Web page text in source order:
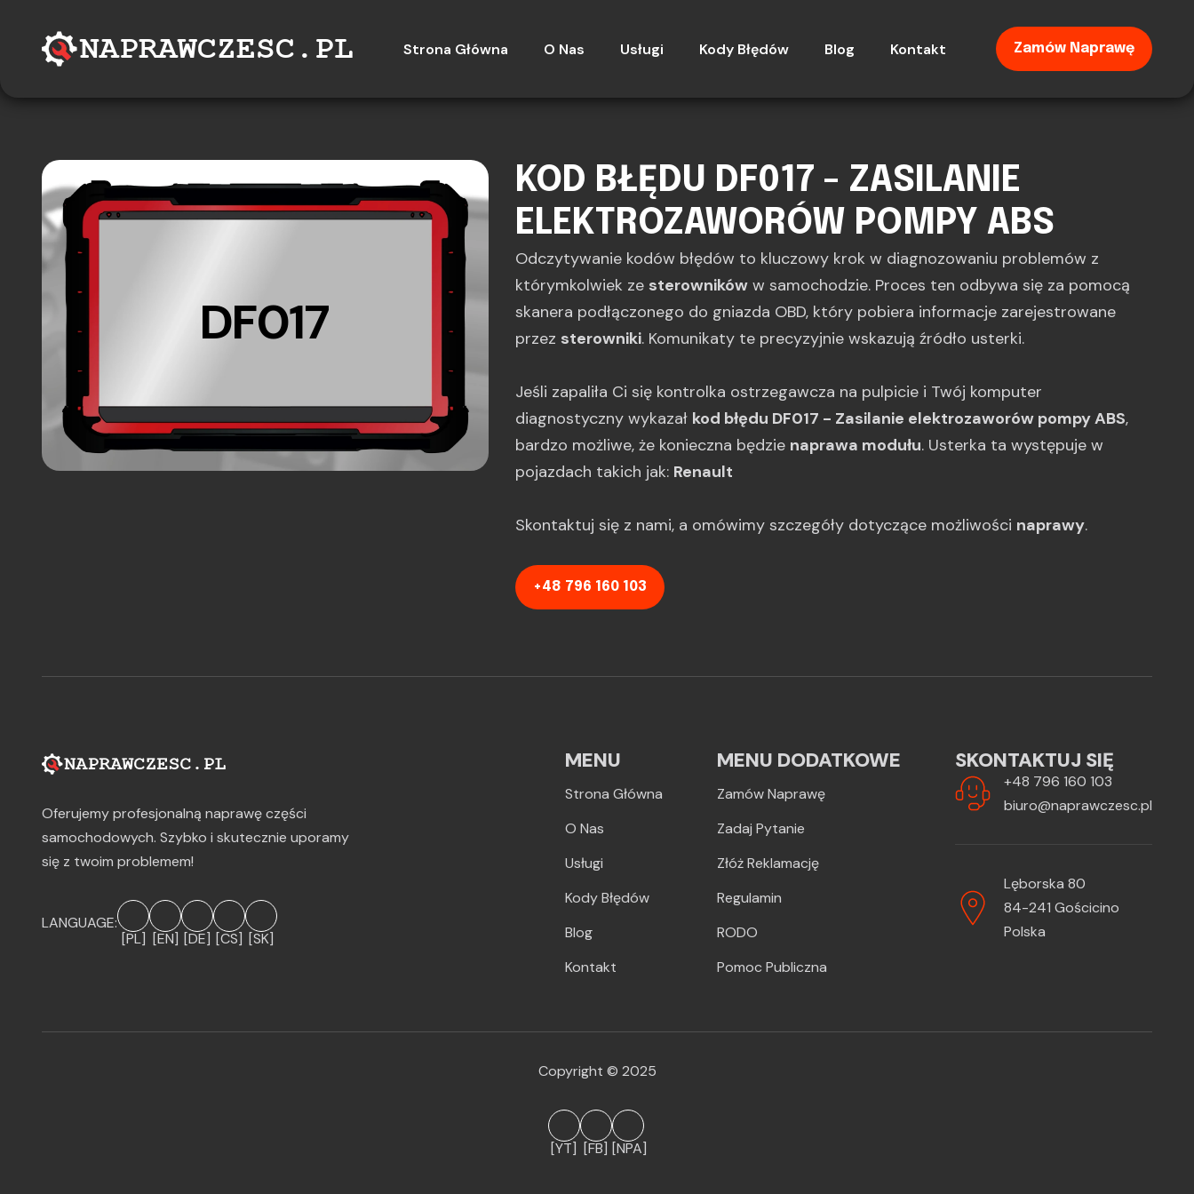
Strona Główna O Nas Usługi Kody Błędów Blog Kontakt Zamów Naprawę
DF017
KOD BŁĘDU DF017 - ZASILANIE
ELEKTROZAWORÓW POMPY ABS
Odczytywanie kodów błędów to kluczowy krok w diagnozowaniu problemów z
którymkolwiek ze sterowników w samochodzie. Proces ten odbywa się za pomocą
skanera podłączonego do gniazda OBD, który pobiera informacje zarejestrowane
przez sterowniki. Komunikaty te precyzyjnie wskazują źródło usterki.
Jeśli zapaliła Ci się kontrolka ostrzegawcza na pulpicie i Twój komputer
diagnostyczny wykazał kod błędu DF017 - Zasilanie elektrozaworów pompy ABS,
bardzo możliwe, że konieczna będzie naprawa modułu. Usterka ta występuje w
pojazdach takich jak: Renault
Skontaktuj się z nami, a omówimy szczegóły dotyczące możliwości naprawy.
+48 796 160 103
Oferujemy profesjonalną naprawę części
samochodowych. Szybko i skutecznie uporamy
się z twoim problemem!
LANGUAGE:
[PL] [EN] [DE] [CS] [SK]
MENU
Strona Główna
O Nas
Usługi
Kody Błędów
Blog
Kontakt
MENU DODATKOWE
Zamów Naprawę
Zadaj Pytanie
Złóż Reklamację
Regulamin
RODO
Pomoc Publiczna
SKONTAKTUJ SIĘ
+48 796 160 103
biuro@naprawczesc.pl
Lęborska 80
84-241 Gościcino
Polska
Copyright © 2025
[YT] [FB] [NPA]